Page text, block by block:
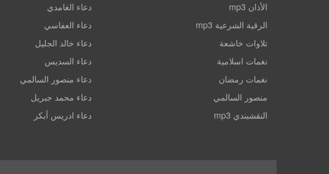
الأذان mp3
الرقية الشرعية mp3
تلاوات خاشعة
نغمات اسلامية
نغمات رمضان
منصور السالمي
النقشبندي mp3
دعاء الغامدي
دعاء العفاسي
دعاء خالد الجليل
دعاء السديس
دعاء منصور السالمي
دعاء محمد جبريل
دعاء ادريس أبكر